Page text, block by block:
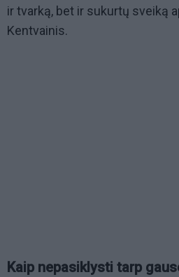
ir tvarką, bet ir sukurtų sveiką
Kentvainis.
Kaip nepasiklysti tarp